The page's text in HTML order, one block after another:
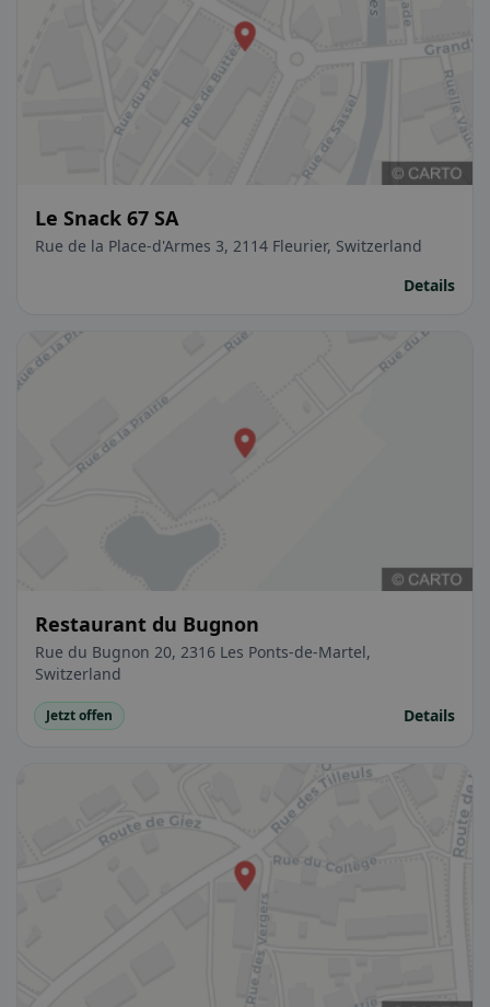
Le Snack 67 SA
Rue de la Place-d'Armes 3, 2114 Fleurier, Switzerland
Details
Restaurant du Bugnon
Rue du Bugnon 20, 2316 Les Ponts-de-Martel,
Switzerland
Jetzt offen Details